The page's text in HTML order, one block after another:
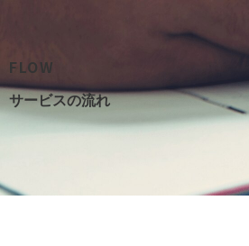
FLOW
サービスの流れ